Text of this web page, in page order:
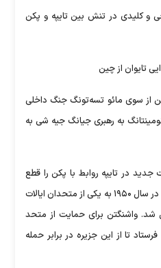
و کلیدی در تنش بین تایپه و پکن
از سوی مائو تسه‌تونگ جنگ داخلی
به رهبری جیانگ جیه شی به
در تایپه روابط با پکن را قطع
کردند. حکومت تایپه چند ماه بعد در سال ۱۹۵۰ به یکی از متحدان ایالات
شد. واشنگتن برای حمایت از متحد
تا از این جزیره در برابر حمله